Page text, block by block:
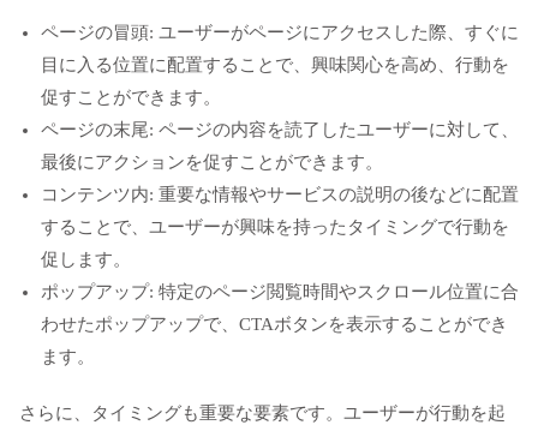
ページの冒頭: ユーザーがページにアクセスした際、すぐに
目に入る位置に配置することで、興味関心を高め、行動を
促すことができます。
ページの末尾: ページの内容を読了したユーザーに対して、
最後にアクションを促すことができます。
コンテンツ内: 重要な情報やサービスの説明の後などに配置
することで、ユーザーが興味を持ったタイミングで行動を
促します。
ポップアップ: 特定のページ閲覧時間やスクロール位置に合
わせたポップアップで、CTAボタンを表示することができ
ます。
さらに、タイミングも重要な要素です。ユーザーが行動を起